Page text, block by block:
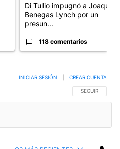
Di Tullio impugnó a Joaquín
Benegas Lynch por un
presun...
118 comentarios
SIGA ESTA
SEGUIR
INICIAR SESIÓN CREAR CUENTA